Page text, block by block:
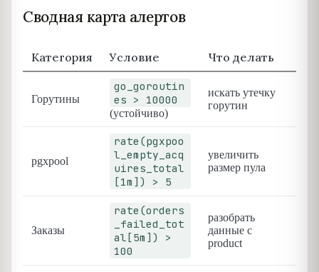
Сводная карта алертов
Категория Условие Что делать
Горутины
go_goroutin
es > 10000
(устойчиво)
искать утечку
горутин
pgxpool
rate(pgxpoo
l_empty_acq
uires_total
[1m]) > 5
увеличить
размер пула
Заказы
rate(orders
_failed_tot
al[5m]) >
100
разобрать
данные с
product